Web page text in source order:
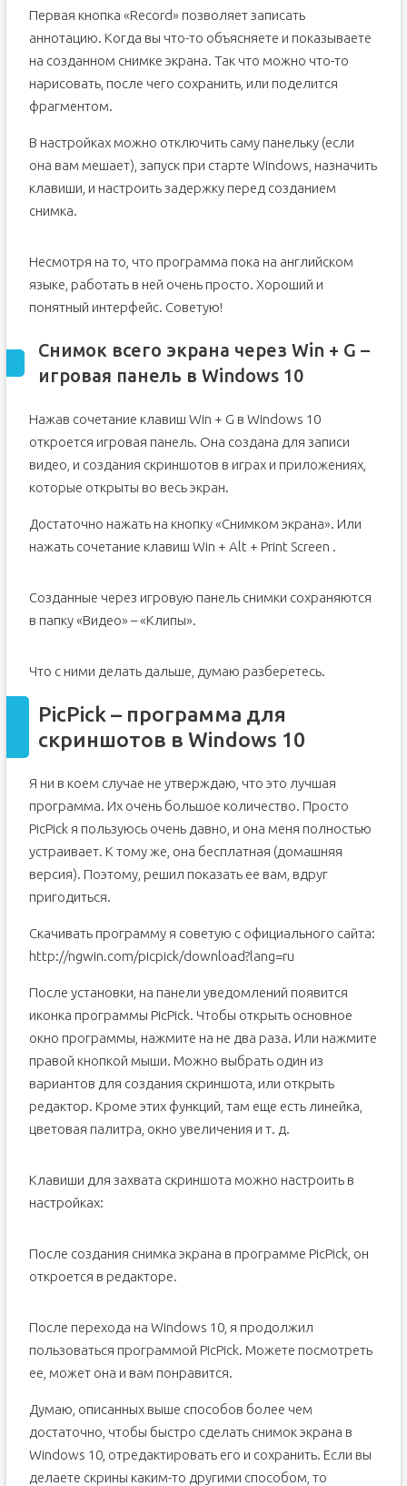
Первая кнопка «Record» позволяет записать
аннотацию. Когда вы что-то объясняете и показываете
на созданном снимке экрана. Так что можно что-то
нарисовать, после чего сохранить, или поделится
фрагментом.
В настройках можно отключить саму панельку (если
она вам мешает), запуск при старте Windows, назначить
клавиши, и настроить задержку перед созданием
снимка.
Несмотря на то, что программа пока на английском
языке, работать в ней очень просто. Хороший и
понятный интерфейс. Советую!
Снимок всего экрана через Win + G –
игровая панель в Windows 10
Нажав сочетание клавиш Win + G в Windows 10
откроется игровая панель. Она создана для записи
видео, и создания скриншотов в играх и приложениях,
которые открыты во весь экран.
Достаточно нажать на кнопку «Снимком экрана». Или
нажать сочетание клавиш Win + Alt + Print Screen .
Созданные через игровую панель снимки сохраняются
в папку «Видео» – «Клипы».
Что с ними делать дальше, думаю разберетесь.
PicPick – программа для
скриншотов в Windows 10
Я ни в коем случае не утверждаю, что это лучшая
программа. Их очень большое количество. Просто
PicPick я пользуюсь очень давно, и она меня полностью
устраивает. К тому же, она бесплатная (домашняя
версия). Поэтому, решил показать ее вам, вдруг
пригодиться.
Скачивать программу я советую с официального сайта:
http://ngwin.com/picpick/download?lang=ru
После установки, на панели уведомлений появится
иконка программы PicPick. Чтобы открыть основное
окно программы, нажмите на не два раза. Или нажмите
правой кнопкой мыши. Можно выбрать один из
вариантов для создания скриншота, или открыть
редактор. Кроме этих функций, там еще есть линейка,
цветовая палитра, окно увеличения и т. д.
Клавиши для захвата скриншота можно настроить в
настройках:
После создания снимка экрана в программе PicPick, он
откроется в редакторе.
После перехода на Windows 10, я продолжил
пользоваться программой PicPick. Можете посмотреть
ее, может она и вам понравится.
Думаю, описанных выше способов более чем
достаточно, чтобы быстро сделать снимок экрана в
Windows 10, отредактировать его и сохранить. Если вы
делаете скрины каким-то другими способом, то